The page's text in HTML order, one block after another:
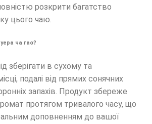
розкрити багатство
цього чаю.
ча гао?
зберігати в сухому та
подалі від прямих сонячних
запахів. Продукт збереже
протягом тривалого часу, що
доповненням до вашої